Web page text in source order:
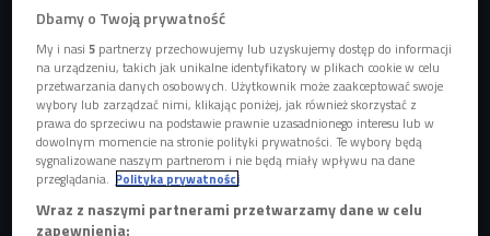
Dbamy o Twoją prywatność
My i nasi5 partnerzy przechowujemy lub uzyskujemy dostęp do informacji
na urządzeniu, takich jak unikalne identyfikatory w plikach cookie w celu
przetwarzania danych osobowych. Użytkownik może zaakceptować swoje
wybory lub zarządzać nimi, klikając poniżej, jak również skorzystać z
prawa do sprzeciwu na podstawie prawnie uzasadnionego interesu lub w
dowolnym momencie na stronie polityki prywatności. Te wybory będą
sygnalizowane naszym partnerom i nie będą miały wpływu na dane
przeglądania. Polityka prywatności
Wraz z naszymi partnerami przetwarzamy dane w celu
zapewnienia: